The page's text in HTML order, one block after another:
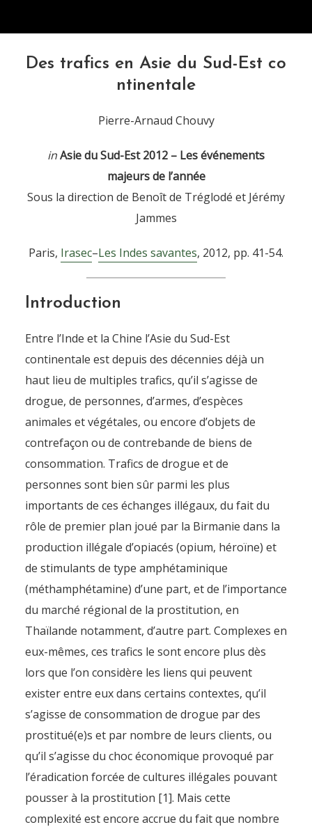
Des trafics en Asie du Sud-Est co
ntinentale
Pierre-Arnaud Chouvy
inAsie du Sud-Est 2012 – Les événements
majeurs de l’année
Sous la direction de Benoît de Tréglodé et Jérémy
Jammes
Paris, Irasec–Les Indes savantes, 2012, pp. 41-54.
Introduction
Entre l’Inde et la Chine l’Asie du Sud-Est
continentale est depuis des décennies déjà un
haut lieu de multiples trafics, qu’il s’agisse de
drogue, de personnes, d’armes, d’espèces
animales et végétales, ou encore d’objets de
contrefaçon ou de contrebande de biens de
consommation. Trafics de drogue et de
personnes sont bien sûr parmi les plus
importants de ces échanges illégaux, du fait du
rôle de premier plan joué par la Birmanie dans la
production illégale d’opiacés (opium, héroïne) et
de stimulants de type amphétaminique
(méthamphétamine) d’une part, et de l’importance
du marché régional de la prostitution, en
Thaïlande notamment, d’autre part. Complexes en
eux-mêmes, ces trafics le sont encore plus dès
lors que l’on considère les liens qui peuvent
exister entre eux dans certains contextes, qu’il
s’agisse de consommation de drogue par des
prostitué(e)s et par nombre de leurs clients, ou
qu’il s’agisse du choc économique provoqué par
l’éradication forcée de cultures illégales pouvant
pousser à la prostitution [1]. Mais cette
complexité est encore accrue du fait que nombre